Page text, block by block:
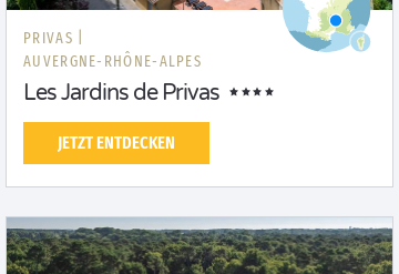
PRIVAS |
AUVERGNE-RHÔNE-ALPES
Les Jardins de Privas
JETZT ENTDECKEN